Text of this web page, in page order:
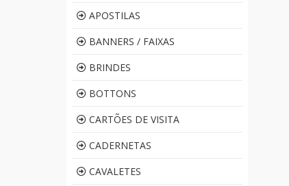
APOSTILAS
BANNERS / FAIXAS
BRINDES
BOTTONS
CARTÕES DE VISITA
CADERNETAS
CAVALETES